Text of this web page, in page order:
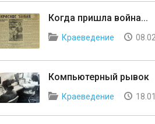
Когда пришла война...
Краеведение
Компьютерный рывок
Краеведение